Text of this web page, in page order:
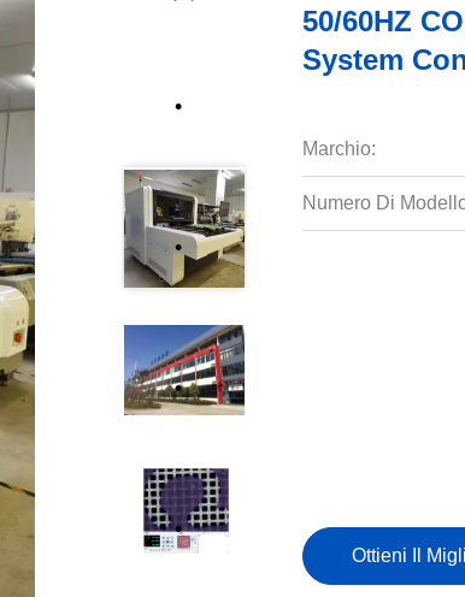
50/60HZ
System
Marchio:
Numero Di
Ottieni Il